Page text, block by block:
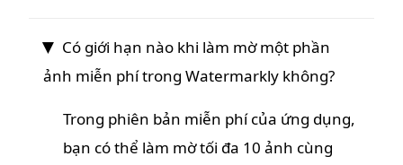
Có giới hạn nào khi làm mờ một phần
ảnh miễn phí trong Watermarkly không?
Trong phiên bản miễn phí của ứng dụng,
bạn có thể làm mờ tối đa 10 ảnh cùng